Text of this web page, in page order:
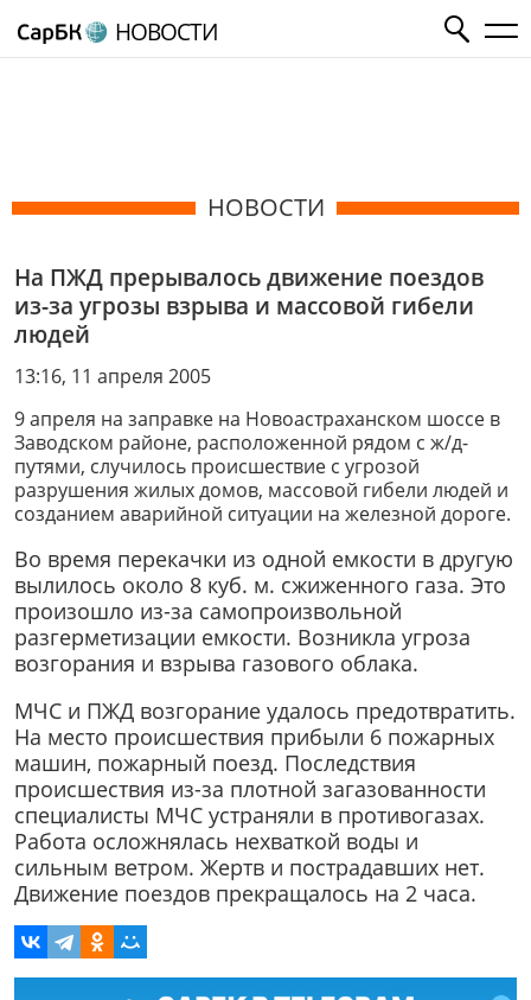
НОВОСТИ
НОВОСТИ
На ПЖД прерывалось движение поездов
из-за угрозы взрыва и массовой гибели
людей
13:16, 11 апреля 2005
9 апреля на заправке на Новоастраханском шоссе в
Заводском районе, расположенной рядом с ж/д-
путями, случилось происшествие с угрозой
разрушения жилых домов, массовой гибели людей и
созданием аварийной ситуации на железной дороге.
Во время перекачки из одной емкости в другую
вылилось около 8 куб. м. сжиженного газа. Это
произошло из-за самопроизвольной
разгерметизации емкости. Возникла угроза
возгорания и взрыва газового облака.
МЧС и ПЖД возгорание удалось предотвратить.
На место происшествия прибыли 6 пожарных
машин, пожарный поезд. Последствия
происшествия из-за плотной загазованности
специалисты МЧС устраняли в противогазах.
Работа осложнялась нехваткой воды и
сильным ветром. Жертв и пострадавших нет.
Движение поездов прекращалось на 2 часа.